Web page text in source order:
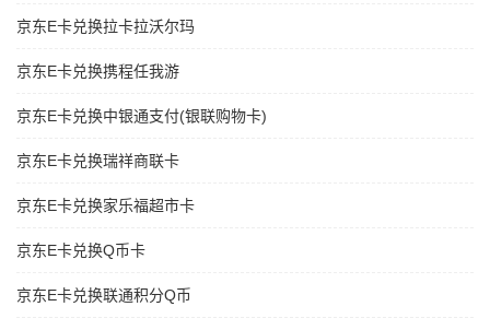
京东E卡兑换拉卡拉沃尔玛
京东E卡兑换携程任我游
京东E卡兑换中银通支付(银联购物卡)
京东E卡兑换瑞祥商联卡
京东E卡兑换家乐福超市卡
京东E卡兑换Q币卡
京东E卡兑换联通积分Q币